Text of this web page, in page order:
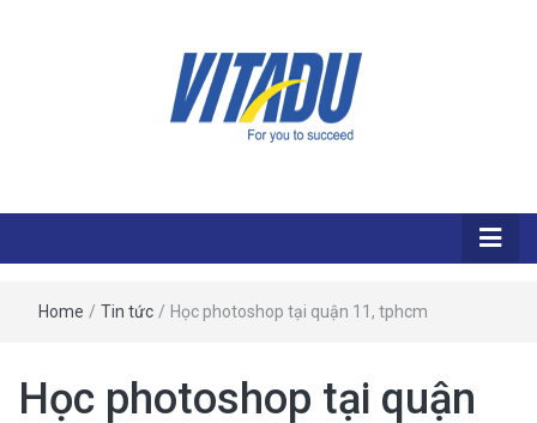
Home / Tin tức / Học photoshop tại quận 11, tphcm
Học photoshop tại quận